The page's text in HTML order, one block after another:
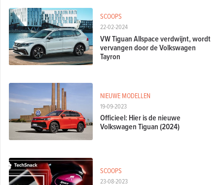
22-02-2024
SCOOPS
VW Tiguan Allspace verdwijnt, wordt
vervangen door de Volkswagen
Tayron
19-09-2023
NIEUWE MODELLEN
Officieel: Hier is de nieuwe
Volkswagen Tiguan (2024)
23-08-2023
SCOOPS